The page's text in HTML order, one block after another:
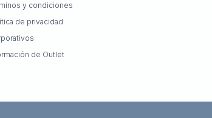
y condiciones
de privacidad
de Outlet